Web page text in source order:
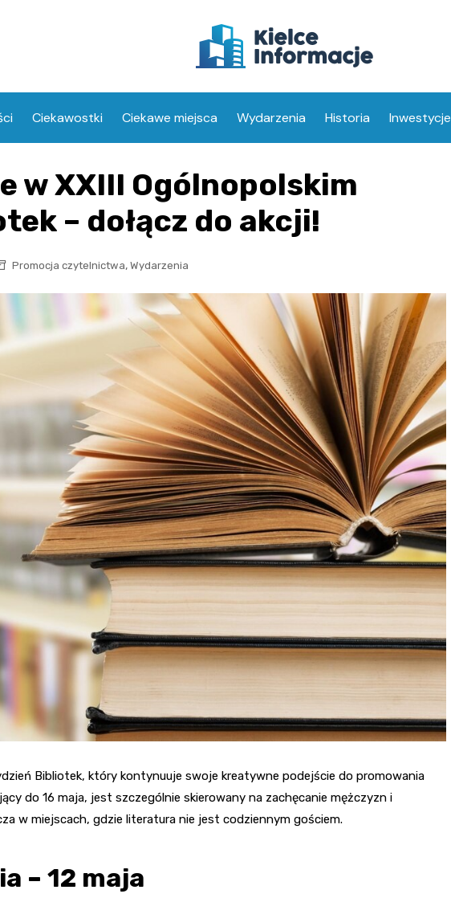
Ciekawostki Ciekawe miejsca Wydarzenia Historia Inwestycje
w XXIII Ogólnopolskim
– dołącz do akcji!
Promocja czytelnictwa, Wydarzenia
Bibliotek, który kontynuuje swoje kreatywne podejście do promowania
do 16 maja, jest szczególnie skierowany na zachęcanie mężczyzn i
w miejscach, gdzie literatura nie jest codziennym gościem.
– 12 maja